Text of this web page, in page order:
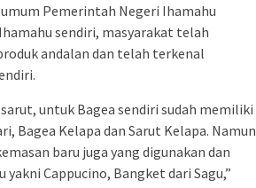
Pemerintah Negeri Ihamahu
sendiri, masyarakat telah
andalan dan telah terkenal
untuk Bagea sendiri sudah memiliki
Bagea Kelapa dan Sarut Kelapa. Namun
baru juga yang digunakan dan
yakni Cappucino, Bangket dari Sagu,”